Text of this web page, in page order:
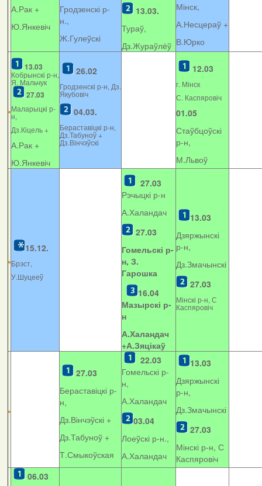
А.Рак +
Ю.Янкевіч
Гродзенскі р-
н.,
Ж.Гулеўскі
13.03.
Тураў,
Дз.Жураўлёў
Мінск,
А.Несцераў +
В.Юрко
13.03
Кобрынскі р-н,
Я. Мальчук
27.03
Маларыцкі р-
н,
Дз.Кіцель +
А.Рак +
Ю.Янкевіч
26.02
Гродзенскі р-н, Дз.
Якубовіч
04.03.
Бераставіцкі р-н,
Дз.Табуноў +
Дз.Вінчэўскі
12.03
г. Мінск
С. Каспяровіч
01.05
Стаўбцоўскі
р-н,
М.Львоў
15.12.
Брэст,
У.Шуцееў
27.03
Рэчыцкі р-н
А.Халандач
27.03
Гомельскі р-
н, З.
Гарошка
16.04
Мазырскі р-
н
А.Халандач
+А.Зяцікаў
13.03
Дзяржынскі
р-н,
Дз.Змачынскі
27.03
Мінскі р-н, С
Каспяровіч
27.03
Бераставіцкі р-
н,
Дз.Вінчэўскі +
Дз.Табуноў +
Т.Смыкоўская
22.03
Гомельскі р-
н,
А.Халандач
03.04
Лоеўскі р-н.,
А.Халандач
13.03
Дзяржынскі
р-н,
Дз.Змачынскі
27.03
Мінскі р-н, С
Каспяровіч
06.03